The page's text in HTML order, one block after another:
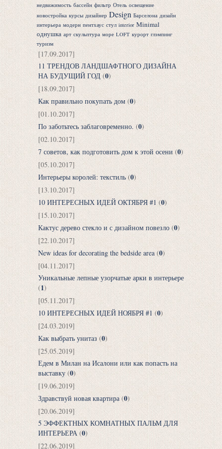
недвижимость бассейн фильтр Отель освещение
новостройка курсы дизайнер Design Барселона дизайн
интерьера модерн пентхаус стул interior Minimal
однушка арт скульптура море LOFT курорт глэмпинг
туризм
[17.09.2017]
11 ТРЕНДОВ ЛАНДШАФТНОГО ДИЗАЙНА
НА БУДУЩИЙ ГОД (0)
[18.09.2017]
Как правильно покупать дом (0)
[01.10.2017]
По заботьтесь заблаговременно. (0)
[02.10.2017]
7 советов, как подготовить дом к этой осени (0)
[05.10.2017]
Интерьеры королей: текстиль (0)
[13.10.2017]
10 ИНТЕРЕСНЫХ ИДЕЙ ОКТЯБРЯ #1 (0)
[15.10.2017]
Кактус дерево стекло и с дизайном повезло (0)
[22.10.2017]
New ideas for decorating the bedside area (0)
[04.11.2017]
Уникальные лепные узорчатые арки в интерьере
(1)
[05.11.2017]
10 ИНТЕРЕСНЫХ ИДЕЙ НОЯБРЯ #1 (0)
[24.03.2019]
Как выбрать унитаз (0)
[25.05.2019]
Едем в Милан на Исалони или как попасть на
выставку (0)
[19.06.2019]
Здравствуй новая квартира (0)
[20.06.2019]
5 ЭФФЕКТНЫХ КОМНАТНЫХ ПАЛЬМ ДЛЯ
ИНТЕРЬЕРА (0)
[22.06.2019]